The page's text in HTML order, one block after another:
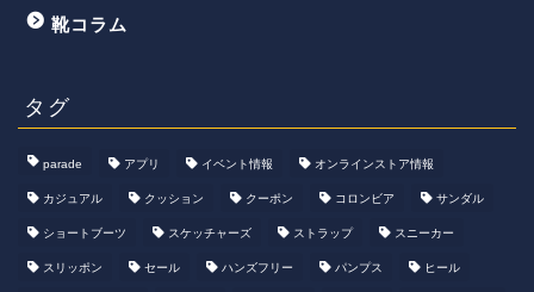
靴コラム
タグ
parade アプリ イベント情報 オンラインストア情報
カジュアル クッション クーポン コロンビア サンダル
ショートブーツ スケッチャーズ ストラップ スニーカー
スリッポン セール ハンズフリー パンプス ヒール